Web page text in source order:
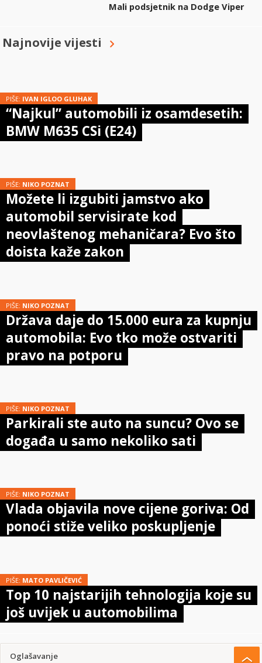
Mali podsjetnik na Dodge Viper
Najnovije vijesti
PIŠE: IVAN IGLOO GLUHAK
“Najkul” automobili iz osamdesetih:
BMW M635 CSi (E24)
PIŠE: NIKO POZNAT
Možete li izgubiti jamstvo ako
automobil servisirate kod
neovlaštenog mehaničara? Evo što
doista kaže zakon
PIŠE: NIKO POZNAT
Država daje do 15.000 eura za kupnju
automobila: Evo tko može ostvariti
pravo na potporu
PIŠE: NIKO POZNAT
Parkirali ste auto na suncu? Ovo se
događa u samo nekoliko sati
PIŠE: NIKO POZNAT
Vlada objavila nove cijene goriva: Od
ponoći stiže veliko poskupljenje
PIŠE: MATO PAVLIČEVIĆ
Top 10 najstarijih tehnologija koje su
još uvijek u automobilima
Oglašavanje